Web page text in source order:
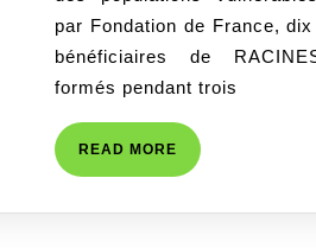
par Fondation de France,
bénéficiaires de
formés pendant trois
READ MORE READ
MORE